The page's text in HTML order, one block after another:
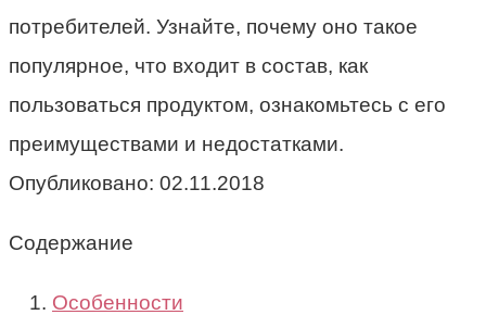
потребителей. Узнайте, почему оно такое
популярное, что входит в состав, как
пользоваться продуктом, ознакомьтесь с его
преимуществами и недостатками.
Опубликовано: 02.11.2018
Содержание
Особенности